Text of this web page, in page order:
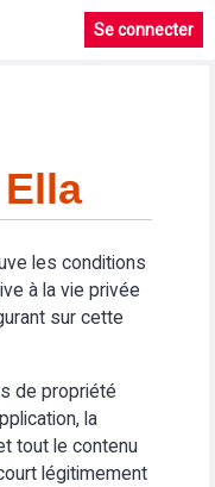
Se connecter
les conditions
à la vie privée
sur cette
de propriété
la
tout le contenu
légitimement